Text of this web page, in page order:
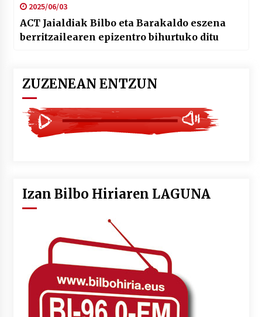
2025/06/03
ACT Jaialdiak Bilbo eta Barakaldo eszena
berritzailearen epizentro bihurtuko ditu
ZUZENEAN ENTZUN
Izan Bilbo Hiriaren LAGUNA